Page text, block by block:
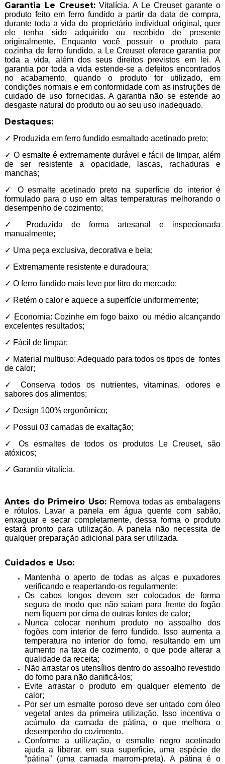
Garantia Le Creuset:Vitalícia. A Le Creuset garante o
produto feito em ferro fundido a partir da data de compra,
durante toda a vida do proprietário individual original, quer
ele tenha sido adquirido ou recebido de presente
originalmente. Enquanto você possuir o produto para
cozinha de ferro fundido, a Le Creuset oferece garantia por
toda a vida, além dos seus direitos previstos em lei. A
garantia por toda a vida estende-se a defeitos encontrados
no acabamento, quando o produto for utilizado, em
condições normais e em conformidade com as instruções de
cuidado de uso fornecidas. A garantia não se estende ao
desgaste natural do produto ou ao seu uso inadequado.
Destaques:
✓ Produzida em ferro fundido esmaltado acetinado preto;
✓ O esmalte é extremamente durável e fácil de limpar, além
de ser resistente a opacidade, lascas, rachaduras e
manchas;
✓ O esmalte acetinado preto na superfície do interior é
formulado para o uso em altas temperaturas melhorando o
desempenho de cozimento;
✓ Produzida de forma artesanal e inspecionada
manualmente;
✓ Uma peça exclusiva, decorativa e bela;
✓ Extremamente resistente e duradoura;
✓ O ferro fundido mais leve por litro do mercado;
✓ Retém o calor e aquece a superfície uniformemente;
✓ Economia: Cozinhe em fogo baixo ou médio alcançando
excelentes resultados;
✓ Fácil de limpar;
✓ Material multiuso: Adequado para todos os tipos de fontes
de calor;
✓ Conserva todos os nutrientes, vitaminas, odores e
sabores dos alimentos;
✓ Design 100% ergonômico;
✓ Possui 03 camadas de exaltação;
✓ Os esmaltes de todos os produtos Le Creuset, são
atóxicos;
✓ Garantia vitalícia.
Antes do Primeiro Uso: Remova todas as embalagens
e rótulos. Lavar a panela em água quente com sabão,
enxaguar e secar completamente, dessa forma o produto
estará pronto para utilização. A panela não necessita de
qualquer preparação adicional para ser utilizada.
Cuidados e Uso:
Mantenha o aperto de todas as alças e puxadores
verificando e reapertando-os regularmente;
Os cabos longos devem ser colocados de forma
segura de modo que não saiam para frente do fogão
nem fiquem por cima de outras fontes de calor;
Nunca colocar nenhum produto no assoalho dos
fogões com interior de ferro fundido. Isso aumenta a
temperatura no interior do forno, resultando em um
aumento na taxa de cozimento, o que pode alterar a
qualidade da receita;
Não arrastar os utensílios dentro do assoalho revestido
do forno para não danificá-los;
Evite arrastar o produto em qualquer elemento de
calor;
Por ser um esmalte poroso deve ser untado com óleo
vegetal antes da primeira utilização. Isso incentiva o
acúmulo da camada de pátina, o que melhora o
desempenho do cozimento.
Conforme a utilização, o esmalte negro acetinado
ajuda a liberar, em sua superficie, uma espécie de
“pátina” (uma camada marrom-preta). A pátina é o